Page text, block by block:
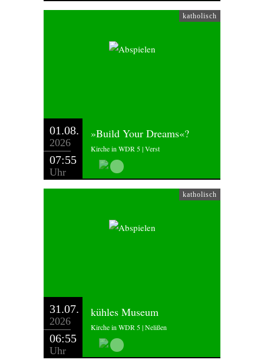
katholisch
01.08.
2026
07:55
Uhr
»Build Your Dreams«?
Kirche in WDR 5 | Verst
katholisch
31.07.
2026
06:55
Uhr
kühles Museum
Kirche in WDR 5 | Nelißen